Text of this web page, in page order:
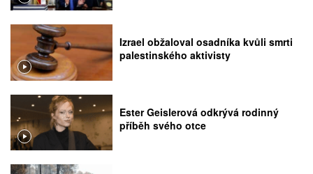
Izrael obžaloval osadníka kvůli smrti
palestinského aktivisty
Ester Geislerová odkrývá rodinný
příběh svého otce